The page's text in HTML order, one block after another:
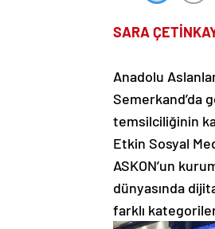
SARA
Anadolu
Semerkand’da
temsilciliğinin
Etkin Sosyal
ASKON’un
dünyasında
farklı